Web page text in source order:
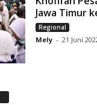
Jawa Timur
Regional
Mely - 21 Juni